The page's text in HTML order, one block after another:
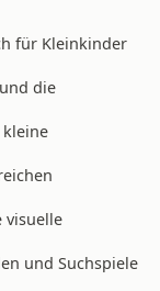
für Kleinkinder
die
kleine
visuelle
und Suchspiele